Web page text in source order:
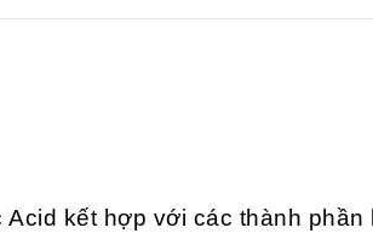
Acid kết hợp với các thành